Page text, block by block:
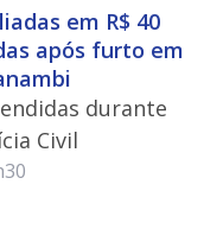
em R$ 40
após furto em
durante
Civil